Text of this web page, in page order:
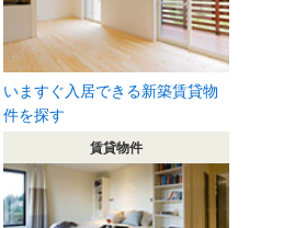
いますぐ入居できる新築賃貸物
件を探す
賃貸物件